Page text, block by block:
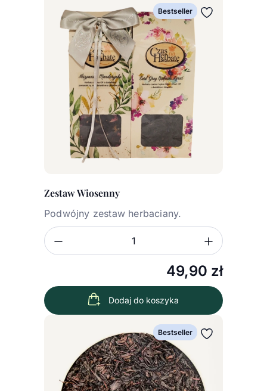
Bestseller
Zestaw Wiosenny
Podwójny zestaw herbaciany.
49,90 zł
Zmniejsz ilość
Dodaj do koszyka
Bestseller